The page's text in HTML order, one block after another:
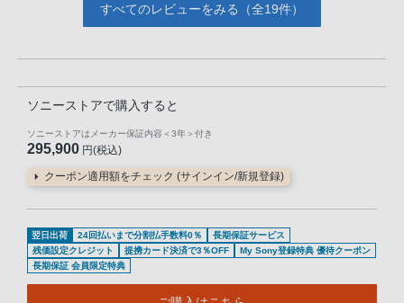
すべてのレビューをみる（全19件）
ソニーストアで購入すると
ソニーストアはメーカー保証内容 ＜3年＞ 付き
295,900 円(税込)
クーポン適用額をチェック (サインイン/新規登録)
翌日出荷 24回払いまで分割払手数料0％
長期保証サービス
残価設定クレジット
提携カード決済で3％OFF
My Sony登録特典 優待クーポン
長期保証 会員限定特典